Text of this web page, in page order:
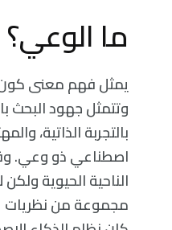
ما الوعي؟
يمثل فهم معنى كون
بالتجربة الذاتية،
اصطناعي ذو وعي.
الناحية الحيوية
مجموعة من نظريات